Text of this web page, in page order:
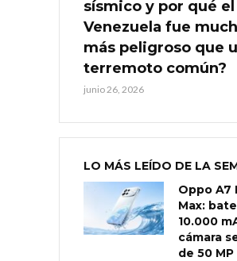
sísmico y por qué
Venezuela fue
más peligroso que
terremoto común?
junio 26, 2026
LO MÁS LEÍDO DE LA
Oppo A7
Max:
10.000
cámara
de 50 MP